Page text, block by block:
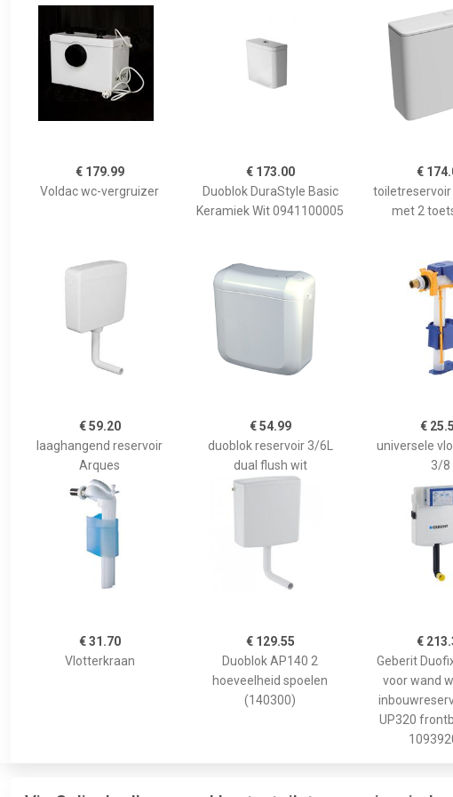
€ 179.99
Voldac wc-vergruizer
€ 173.00
Duoblok DuraStyle Basic
Keramiek Wit 0941100005
€
toiletreservoir
met 2
€ 59.20
laaghangend reservoir
Arques
€ 54.99
duoblok reservoir 3/6L
dual flush wit
€
universele
3/8
€ 31.70
Vlotterkraan
€ 129.55
Duoblok AP140 2
hoeveelheid spoelen
(140300)
€
Geberit
voor wand
UP320